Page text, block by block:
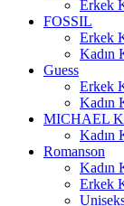
Erkek
FOSSIL
Erkek
Kadın
Guess
Erkek
Kadın
MICHAEL
Kadın
Romanson
Kadın
Erkek